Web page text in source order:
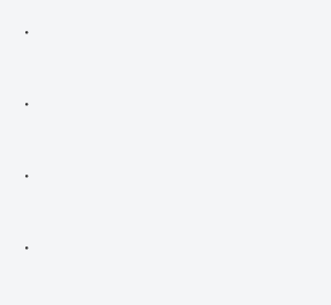
・
・
・
・